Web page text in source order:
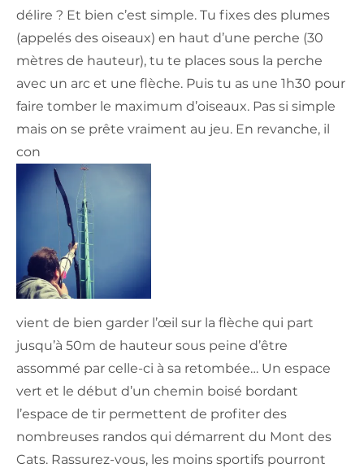
délire ? Et bien c’est simple. Tu fixes des plumes
(appelés des oiseaux) en haut d’une perche (30
mètres de hauteur), tu te places sous la perche
avec un arc et une flèche. Puis tu as une 1h30 pour
faire tomber le maximum d’oiseaux. Pas si simple
mais on se prête vraiment au jeu. En revanche, il
con
vient de bien garder l’œil sur la flèche qui part
jusqu’à 50m de hauteur sous peine d’être
assommé par celle-ci à sa retombée… Un espace
vert et le début d’un chemin boisé bordant
l’espace de tir permettent de profiter des
nombreuses randos qui démarrent du Mont des
Cats. Rassurez-vous, les moins sportifs pourront